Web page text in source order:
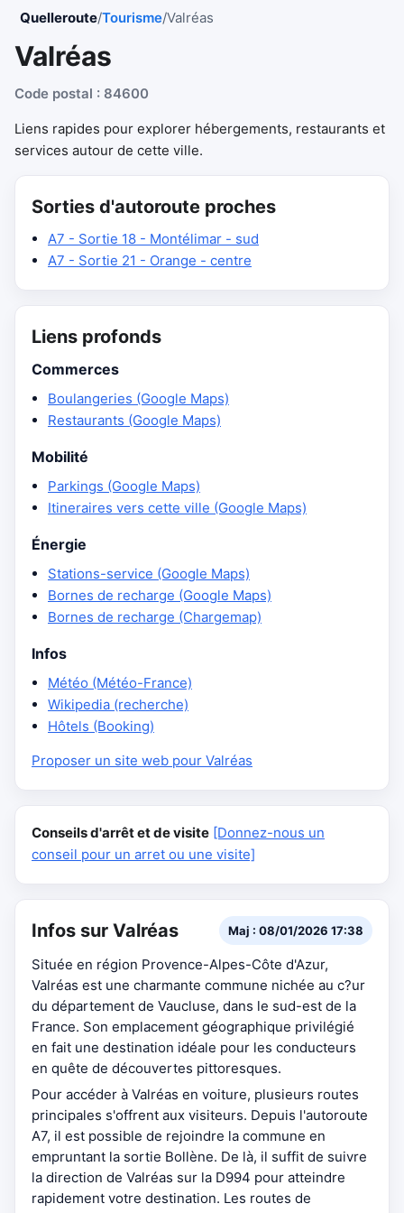
Quelleroute/Tourisme/Valréas
Valréas
Code postal : 84600
Liens rapides pour explorer hébergements, restaurants et
services autour de cette ville.
Sorties d'autoroute proches
A7 - Sortie 18 - Montélimar - sud
A7 - Sortie 21 - Orange - centre
Liens profonds
Commerces
Boulangeries (Google Maps)
Restaurants (Google Maps)
Mobilité
Parkings (Google Maps)
Itineraires vers cette ville (Google Maps)
Énergie
Stations-service (Google Maps)
Bornes de recharge (Google Maps)
Bornes de recharge (Chargemap)
Infos
Météo (Météo-France)
Wikipedia (recherche)
Hôtels (Booking)
Proposer un site web pour Valréas
Conseils d'arrêt et de visite [Donnez-nous un
conseil pour un arret ou une visite]
Infos sur Valréas Maj : 08/01/2026 17:38
Située en région Provence-Alpes-Côte d'Azur,
Valréas est une charmante commune nichée au c?ur
du département de Vaucluse, dans le sud-est de la
France. Son emplacement géographique privilégié
en fait une destination idéale pour les conducteurs
en quête de découvertes pittoresques.
Pour accéder à Valréas en voiture, plusieurs routes
principales s'offrent aux visiteurs. Depuis l'autoroute
A7, il est possible de rejoindre la commune en
empruntant la sortie Bollène. De là, il suffit de suivre
la direction de Valréas sur la D994 pour atteindre
rapidement votre destination. Les routes de